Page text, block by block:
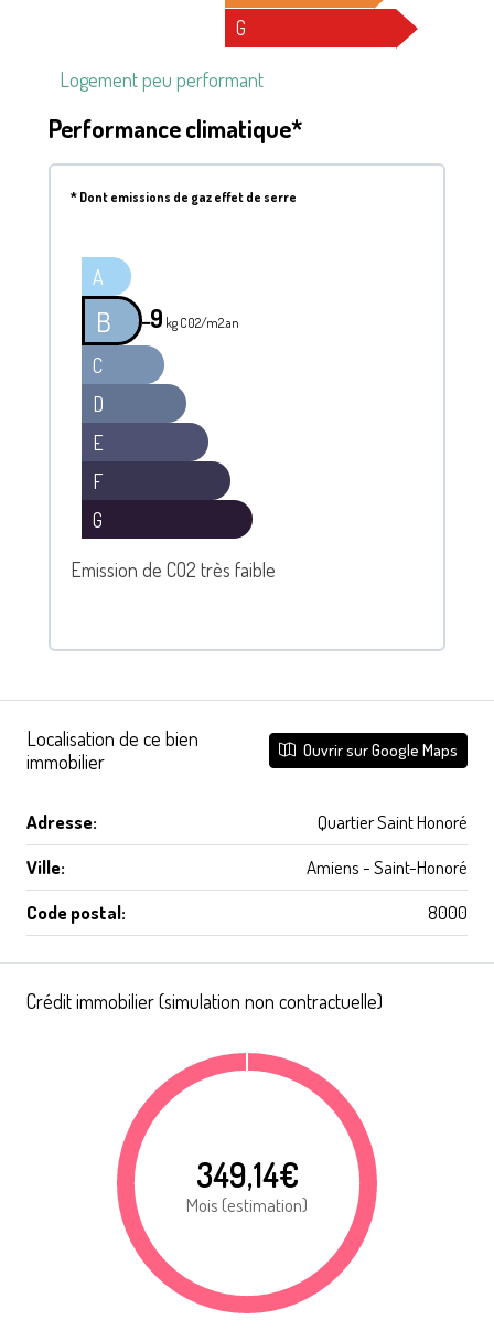
G
Logement peu performant
Performance climatique*
*Dont emissions de gaz effet de serre
A
B ━9 kg C02/m2.an
C
D
E
F
G
Emission de CO2 très faible
Localisation de ce bien
immobilier
Ouvrir sur Google Maps
Adresse:
Quartier Saint Honoré
Ville:
Amiens - Saint-Honoré
Code postal:
8000
Crédit immobilier (simulation non contractuelle)
349,14€
Mois (estimation)